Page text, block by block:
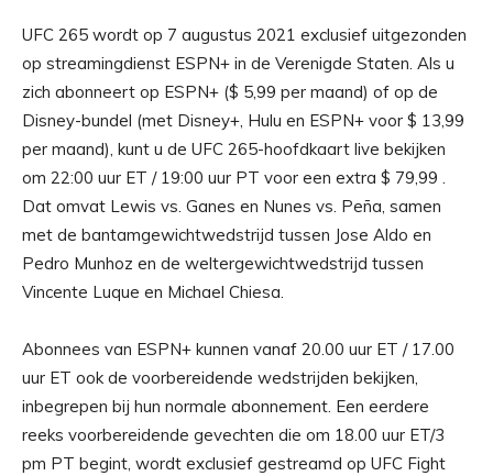
UFC 265 wordt op 7 augustus 2021 exclusief uitgezonden
op streamingdienst ESPN+ in de Verenigde Staten. Als u
zich abonneert op ESPN+ ($ 5,99 per maand) of op de
Disney-bundel (met Disney+, Hulu en ESPN+ voor $ 13,99
per maand), kunt u de UFC 265-hoofdkaart live bekijken
om 22:00 uur ET / 19:00 uur PT voor een extra $ 79,99 .
Dat omvat Lewis vs. Ganes en Nunes vs. Peña, samen
met de bantamgewichtwedstrijd tussen Jose Aldo en
Pedro Munhoz en de weltergewichtwedstrijd tussen
Vincente Luque en Michael Chiesa.
Abonnees van ESPN+ kunnen vanaf 20.00 uur ET / 17.00
uur ET ook de voorbereidende wedstrijden bekijken,
inbegrepen bij hun normale abonnement. Een eerdere
reeks voorbereidende gevechten die om 18.00 uur ET/3
pm PT begint, wordt exclusief gestreamd op UFC Fight